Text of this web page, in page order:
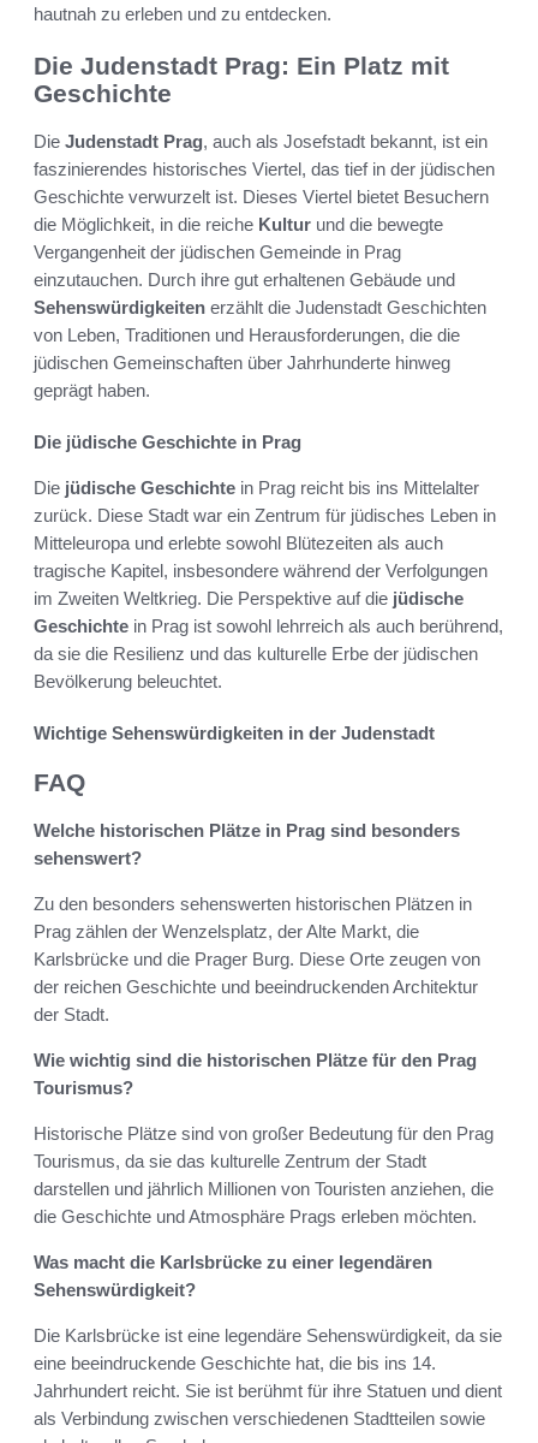
hautnah zu erleben und zu entdecken.
Die Judenstadt Prag: Ein Platz mit
Geschichte
Die Judenstadt Prag, auch als Josefstadt bekannt, ist ein
faszinierendes historisches Viertel, das tief in der jüdischen
Geschichte verwurzelt ist. Dieses Viertel bietet Besuchern
die Möglichkeit, in die reiche Kultur und die bewegte
Vergangenheit der jüdischen Gemeinde in Prag
einzutauchen. Durch ihre gut erhaltenen Gebäude und
Sehenswürdigkeiten erzählt die Judenstadt Geschichten
von Leben, Traditionen und Herausforderungen, die die
jüdischen Gemeinschaften über Jahrhunderte hinweg
geprägt haben.
Die jüdische Geschichte in Prag
Die jüdische Geschichte in Prag reicht bis ins Mittelalter
zurück. Diese Stadt war ein Zentrum für jüdisches Leben in
Mitteleuropa und erlebte sowohl Blütezeiten als auch
tragische Kapitel, insbesondere während der Verfolgungen
im Zweiten Weltkrieg. Die Perspektive auf die jüdische
Geschichte in Prag ist sowohl lehrreich als auch berührend,
da sie die Resilienz und das kulturelle Erbe der jüdischen
Bevölkerung beleuchtet.
Wichtige Sehenswürdigkeiten in der Judenstadt
FAQ
Welche historischen Plätze in Prag sind besonders
sehenswert?
Zu den besonders sehenswerten historischen Plätzen in
Prag zählen der Wenzelsplatz, der Alte Markt, die
Karlsbrücke und die Prager Burg. Diese Orte zeugen von
der reichen Geschichte und beeindruckenden Architektur
der Stadt.
Wie wichtig sind die historischen Plätze für den Prag
Tourismus?
Historische Plätze sind von großer Bedeutung für den Prag
Tourismus, da sie das kulturelle Zentrum der Stadt
darstellen und jährlich Millionen von Touristen anziehen, die
die Geschichte und Atmosphäre Prags erleben möchten.
Was macht die Karlsbrücke zu einer legendären
Sehenswürdigkeit?
Die Karlsbrücke ist eine legendäre Sehenswürdigkeit, da sie
eine beeindruckende Geschichte hat, die bis ins 14.
Jahrhundert reicht. Sie ist berühmt für ihre Statuen und dient
als Verbindung zwischen verschiedenen Stadtteilen sowie